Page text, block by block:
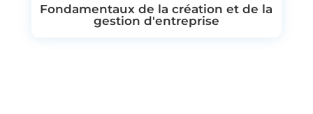
Fondamentaux de la création et de la
gestion d'entreprise